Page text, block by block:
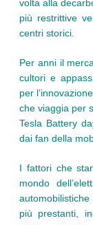
volta alla
più restrittive
centri storici.
Per anni il
cultori e
per
che viaggia per
Tesla Battery
dai fan della
I fattori che
mondo
più prestanti,